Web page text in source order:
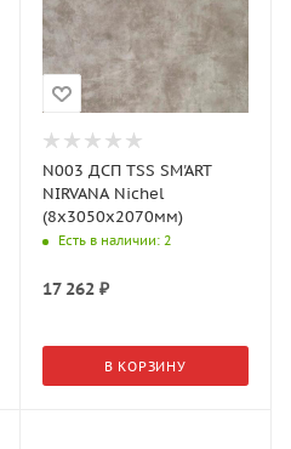
N003 ДСП TSS SM'ART
NIRVANA Nichel
(8x3050x2070мм)
Есть в наличии: 2
17 262₽
В КОРЗИНУ